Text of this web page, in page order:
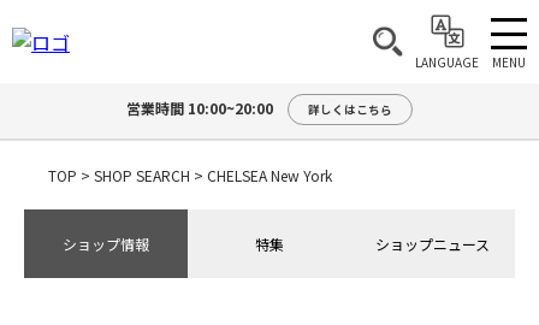
LANGUAGE MENU
営業時間 10:00~20:00 詳しくはこちら
TOP > SHOP SEARCH > CHELSEA New York
ショップ情報 特集 ショップニュース